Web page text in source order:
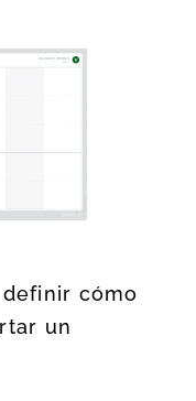
cómo
un